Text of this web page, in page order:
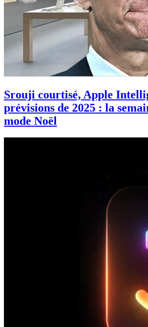
Srouji courtisé, Apple
prévisions de 2025 : la
mode Noël